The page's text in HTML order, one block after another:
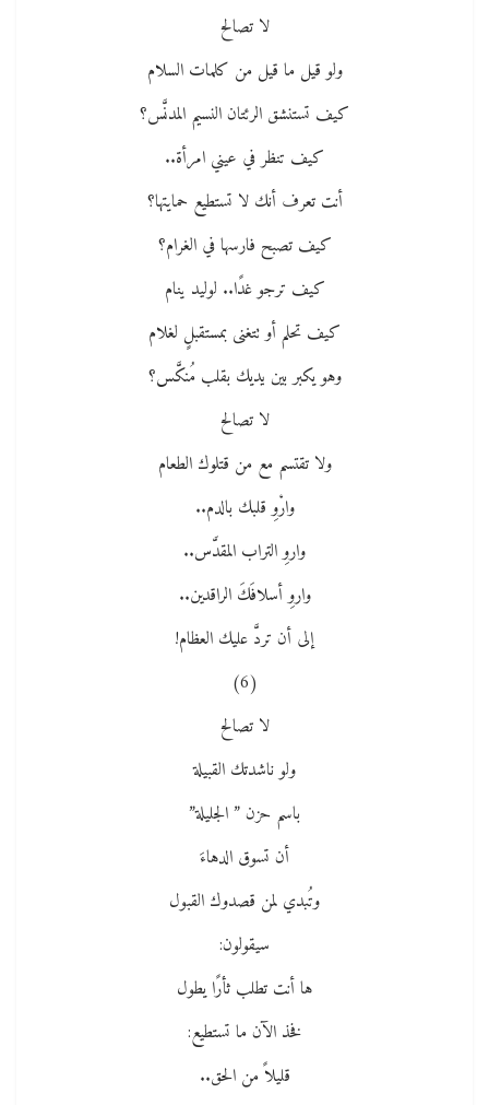
لا تصالح
ولو قيل ما قيل من كلمات السلام
كيف تستنشق الرئتان النسيم المدنَّس؟
كيف تنظر في عيني امرأة..
أنت تعرف أنك لا تستطيع حمايتها؟
كيف تصبح فارسها في الغرام؟
كيف ترجو غدًا.. لوليد ينام
كيف تحلم أو تتغنى بمستقبلٍ لغلام
وهو يكبر بين يديك بقلب مُنكَّس؟
لا تصالح
ولا تقتسم مع من قتلوك الطعام
وارْوِ قلبك بالدم..
واروِ التراب المقدَّس..
واروِ أسلافَكَ الراقدين..
إلى أن تردَّ عليك العظام!
(6)
لا تصالح
ولو ناشدتك القبيلة
باسم حزن ” الجليلة”
أن تسوق الدهاءَ
وتُبدي لمن قصدوك القبول
سيقولون:
ها أنت تطلب ثأرًا يطول
فخذ الآن ما تستطيع:
قليلاً من الحق..